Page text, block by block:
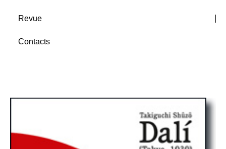
Revue
Contacts